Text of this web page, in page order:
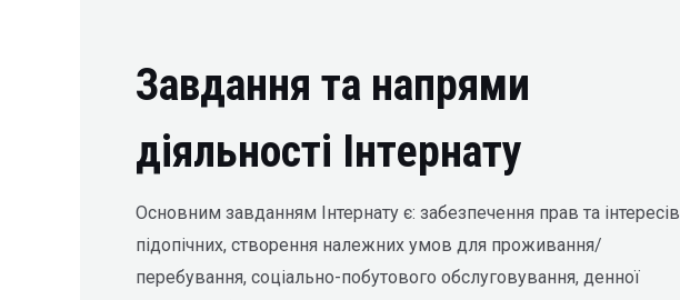
Завдання та напрями
діяльності Інтернату
Основним завданням Інтернату є: забезпечення прав та інтересів
підопічних, створення належних умов для проживання/
перебування, соціально-побутового обслуговування, денної